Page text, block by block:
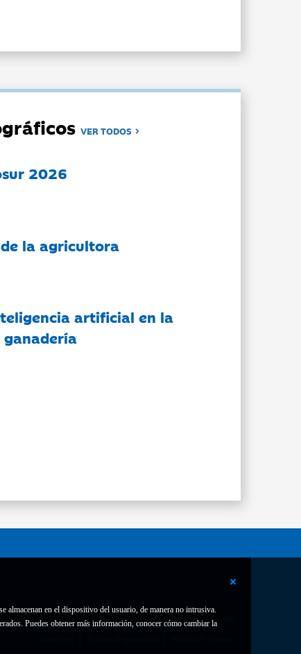
almacenan en el dispositivo del usuario, de manera no intrusiva.
Puedes obtener más información, conocer cómo cambiar la
VER TODOS
2026
la agricultora
artificial en la
Contacto Declaración de accesibilidad